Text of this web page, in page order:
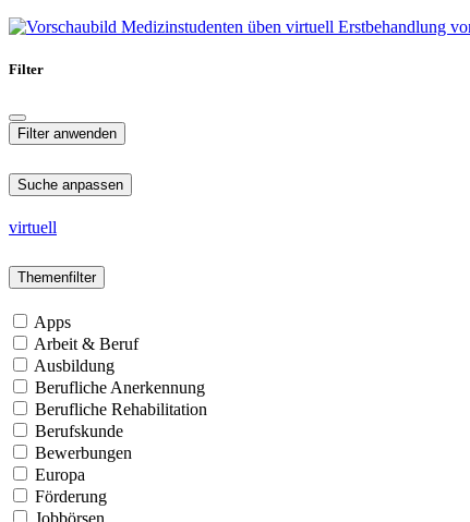
Filter
Suche anpassen
virtuell
Themenfilter
Apps
Arbeit & Beruf
Ausbildung
Berufliche Anerkennung
Berufliche Rehabilitation
Berufskunde
Bewerbungen
Europa
Förderung
Jobbörsen